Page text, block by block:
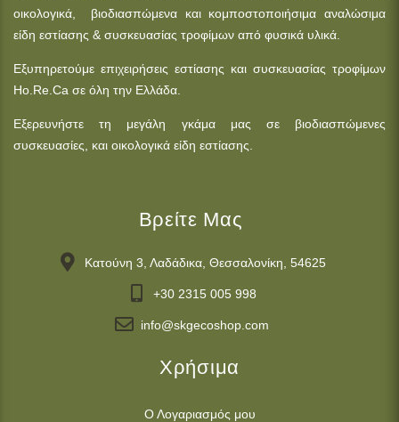
οικολογικά, βιοδιασπώμενα και κομποστοποιήσιμα αναλώσιμα
είδη εστίασης & συσκευασίας τροφίμων από φυσικά υλικά.
Εξυπηρετούμε επιχειρήσεις εστίασης και συσκευασίας τροφίμων
Ho.Re.Ca σε όλη την Ελλάδα.
Εξερευνήστε τη μεγάλη γκάμα μας σε βιοδιασπώμενες
συσκευασίες, και οικολογικά είδη εστίασης.
Βρείτε Μας
Κατούνη 3, Λαδάδικα, Θεσσαλονίκη, 54625
+30 2315 005 998
info@skgecoshop.com
Χρήσιμα
Ο Λογαριασμός μου